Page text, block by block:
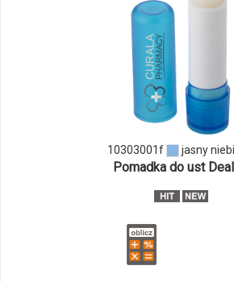
10303001f jasny
Pomadka do ust